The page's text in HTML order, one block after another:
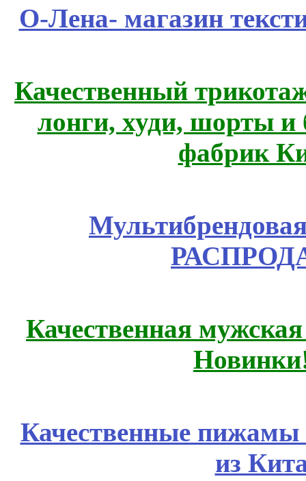
О-Лена- магазин
Качественный
лонги, худи, шорты
фабрик
Качественная
Качественные пижамы
из